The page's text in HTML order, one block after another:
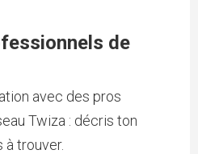
de
avec des pros
Twiza : décris ton
à trouver.